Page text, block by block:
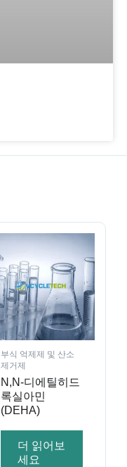
부식 억제제 및 산소
제거제
N,N-디에틸히드
록실아민
(DEHA)
더 읽어보
세요